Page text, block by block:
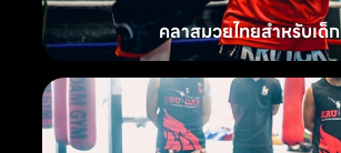
คลาสมวยไทยสำหรับเด็ก